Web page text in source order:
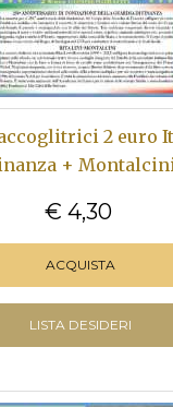
2 euro
+
€ 4,30
ACQUISTA
LISTA DESIDERI